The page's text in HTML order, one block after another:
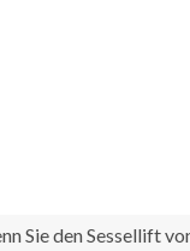
Sie den Sessellift